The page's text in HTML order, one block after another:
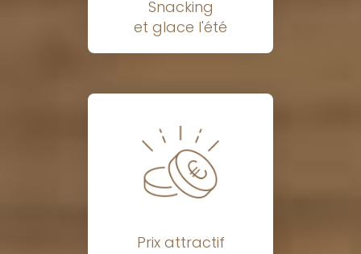
Snacking
et glace l'été
Prix attractif